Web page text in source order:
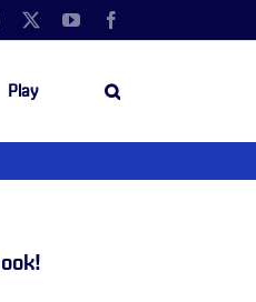
Instagram YouTube
Play